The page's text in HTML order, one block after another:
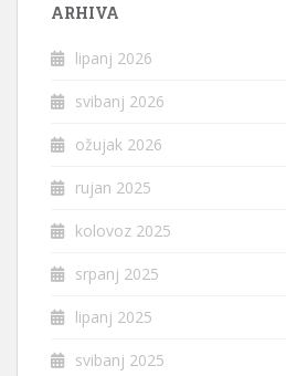
ARHIVA
lipanj 2026
svibanj 2026
ožujak 2026
rujan 2025
kolovoz 2025
srpanj 2025
lipanj 2025
svibanj 2025